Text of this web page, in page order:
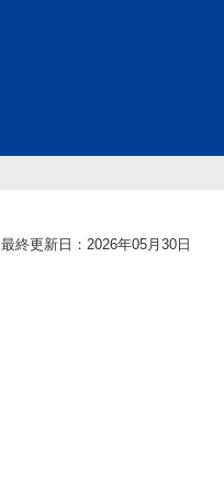
最終更新日：2026年05月30日